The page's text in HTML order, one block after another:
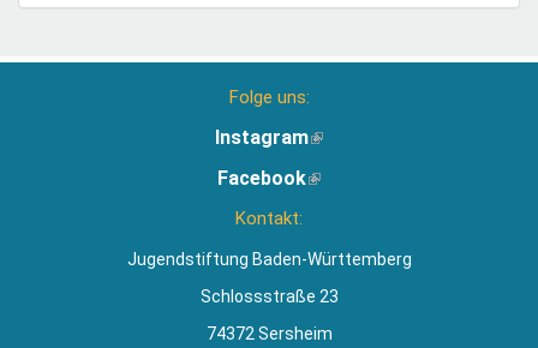
Folge uns:
Instagram(Link
extern)
Facebook(Link
Kontakt:
Jugendstiftung Baden-Württemberg
Schlossstraße 23
74372 Sersheim